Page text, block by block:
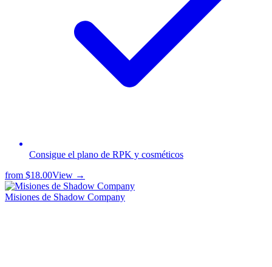
Consigue el plano de RPK y cosméticos
from $18.00View →
Misiones de Shadow Company